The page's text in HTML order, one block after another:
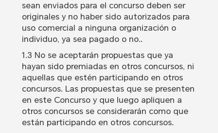
sean enviados para el concurso deben ser
originales y no haber sido autorizados para
uso comercial a ninguna organización o
individuo, ya sea pagado o no..
1.3 No se aceptarán propuestas que ya
hayan sido premiadas en otros concursos, ni
aquellas que estén participando en otros
concursos. Las propuestas que se presenten
en este Concurso y que luego apliquen a
otros concursos se considerarán como que
están participando en otros concursos.